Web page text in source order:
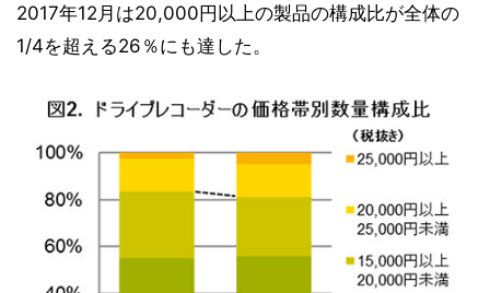
2017年12月は20,000円以上の製品の構成比が全体の
1/4を超える26％にも達した。